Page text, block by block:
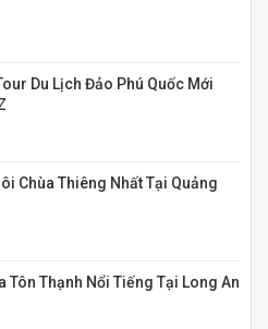
Du Lịch Đảo Phú Quốc Mới
Chùa Thiêng Nhất Tại Quảng
Tôn Thạnh Nổi Tiếng Tại Long An